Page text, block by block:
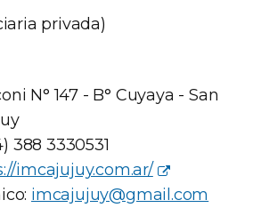
privada)
N° 147 - B° Cuyaya - San
388 3330531
imcajujuy.com.ar/
imcajujuy@gmail.com